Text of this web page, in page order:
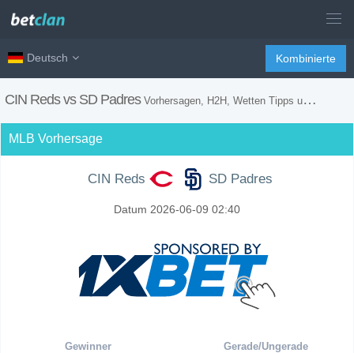
Deutsch Kombinierte
CIN Reds vs SD Padres Vorhersagen, H2H, Wetten Tipps und Spiel Vorschau
MLB Vorhersage
CIN Reds SD Padres
Datum 2026-06-09 02:40
Gewinner Gerade/Ungerade